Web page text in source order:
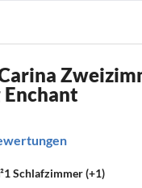
1Schlafzimmer (+1)